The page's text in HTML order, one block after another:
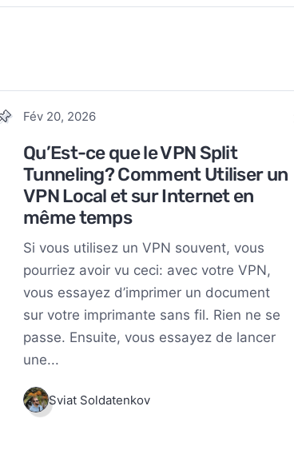
Fév 20, 2026
Qu’Est-ce que le VPN Split
Tunneling? Comment Utiliser un
VPN Local et sur Internet en
même temps
Si vous utilisez un VPN souvent, vous
pourriez avoir vu ceci: avec votre VPN,
vous essayez d’imprimer un document
sur votre imprimante sans fil. Rien ne se
passe. Ensuite, vous essayez de lancer
une...
Sviat Soldatenkov